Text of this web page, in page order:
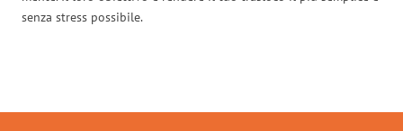
senza stress possibile.